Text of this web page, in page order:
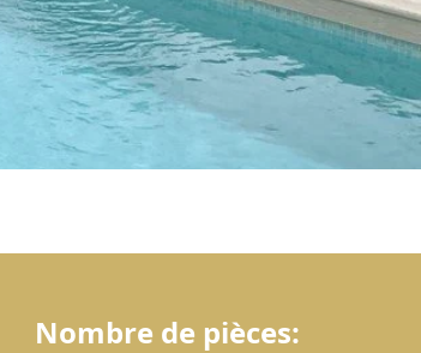
Nombre de pièces: